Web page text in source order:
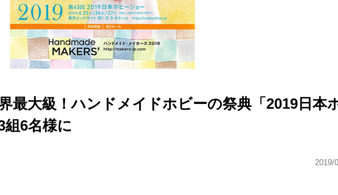
最大級！ハンドメイドホビーの祭典「2019日本
組6名様に
2019/